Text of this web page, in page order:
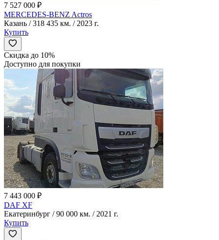
7 527 000 ₽
MERCEDES-BENZ Actros
Казань / 318 435 км. / 2023 г.
Купить
Скидка до 10%
Доступно для покупки
7 443 000 ₽
DAF XF
Екатеринбург / 90 000 км. / 2021 г.
Купить